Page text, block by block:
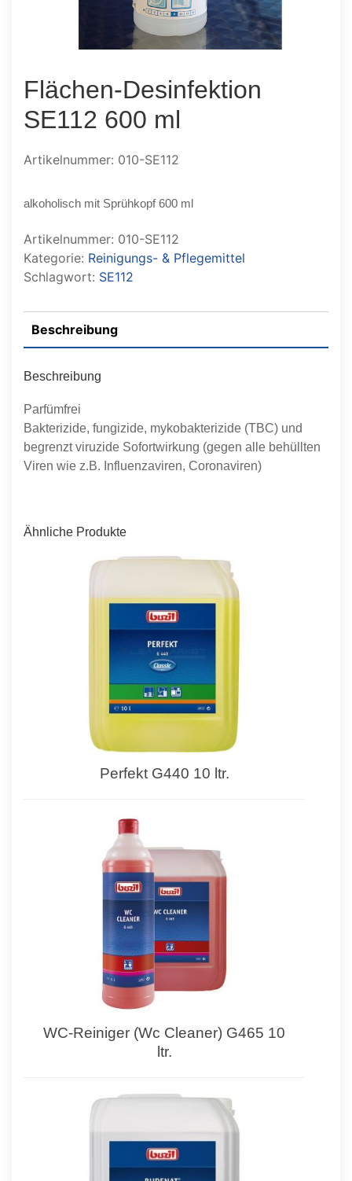
Flächen-Desinfektion
SE112 600 ml
Artikelnummer: 010-SE112
alkoholisch mit Sprühkopf 600 ml
Artikelnummer: 010-SE112
Kategorie: Reinigungs- & Pflegemittel
Schlagwort: SE112
Beschreibung
Beschreibung
Parfümfrei
Bakterizide, fungizide, mykobakterizide (TBC) und
begrenzt viruzide Sofortwirkung (gegen alle behüllten
Viren wie z.B. Influenzaviren, Coronaviren)
Ähnliche Produkte
Perfekt G440 10 ltr.
WC-Reiniger (Wc Cleaner) G465 10
ltr.